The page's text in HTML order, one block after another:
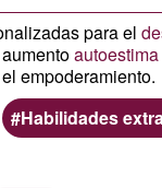
para el
aumentoautoestima
empoderamiento.
Habilidades